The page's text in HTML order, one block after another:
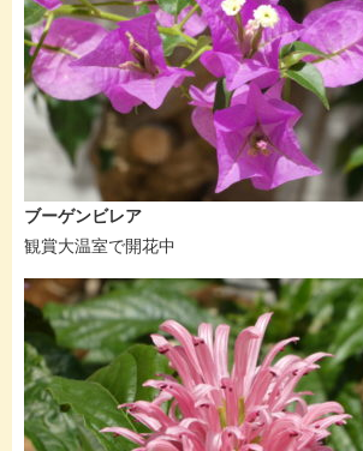
ブーゲンビレア
観賞大温室で開花中